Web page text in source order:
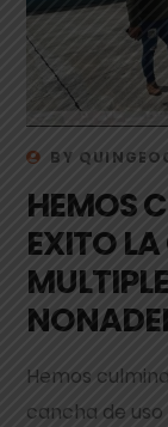
BY
HEMOS
EXITO
Hemos
cancha de